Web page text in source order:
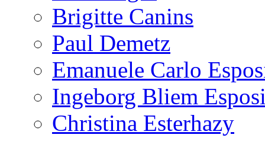
Brigitte Canins
Paul Demetz
Emanuele Carlo
Ingeborg Bliem
Christina Esterhazy